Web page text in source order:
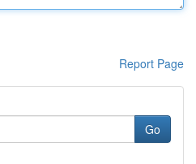
Report Page
Go